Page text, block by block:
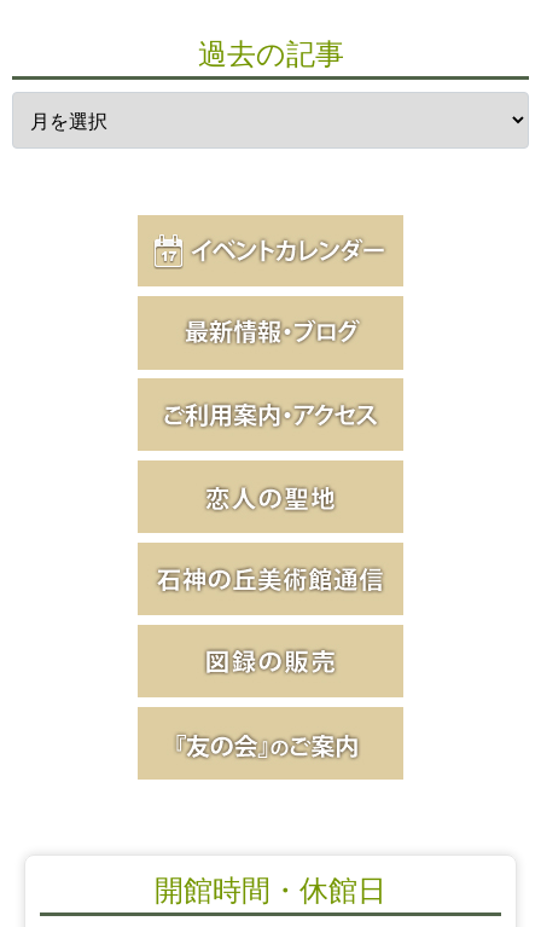
過去の記事
開館時間・休館日